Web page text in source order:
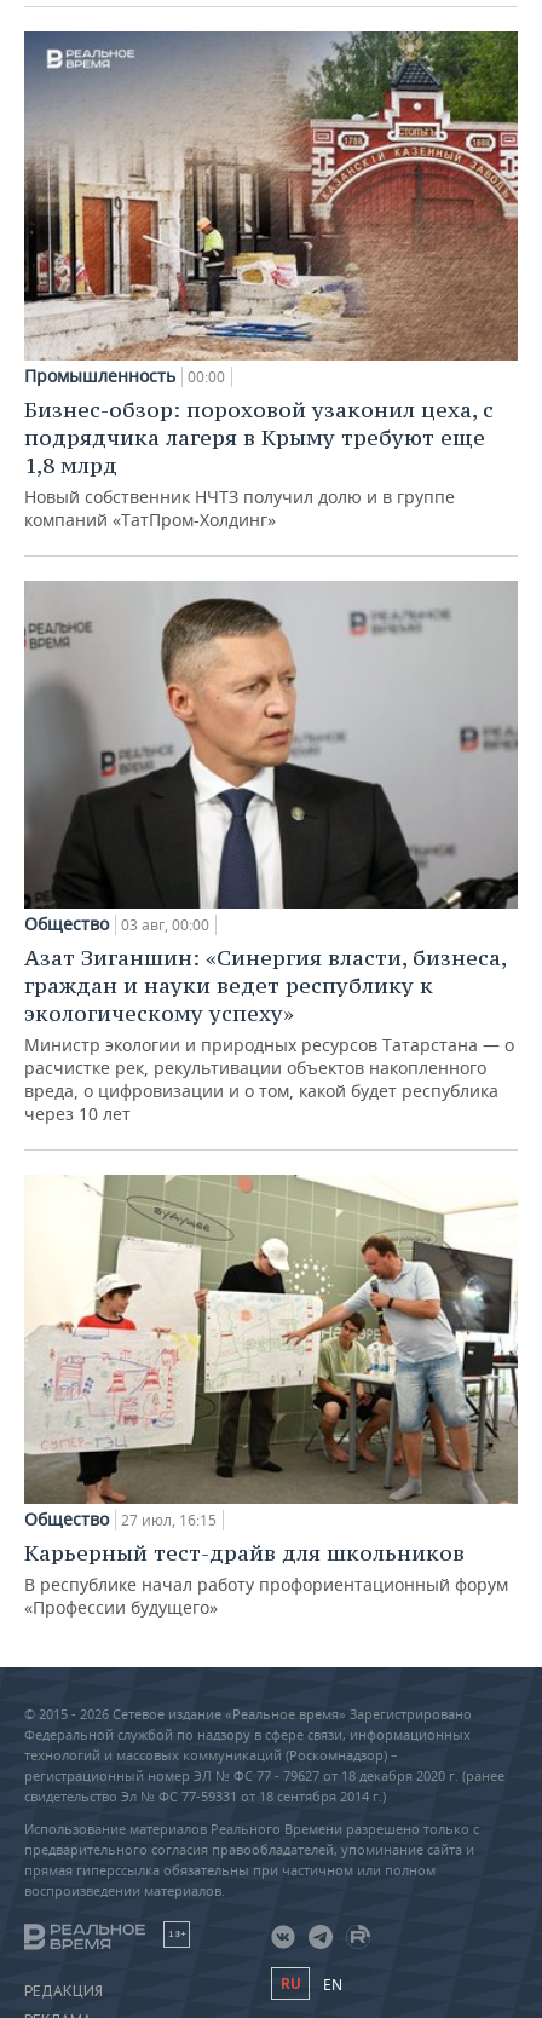
Промышленность 00:00
Бизнес-обзор: пороховой узаконил цеха, с
подрядчика лагеря в Крыму требуют еще
1,8 млрд
Новый собственник НЧТЗ получил долю и в группе
компаний «ТатПром-Холдинг»
Общество 03 авг, 00:00
Азат Зиганшин: «Синергия власти, бизнеса,
граждан и науки ведет республику к
экологическому успеху»
Министр экологии и природных ресурсов Татарстана — о
расчистке рек, рекультивации объектов накопленного
вреда, о цифровизации и о том, какой будет республика
через 10 лет
Общество 27 июл, 16:15
Карьерный тест-драйв для школьников
В республике начал работу профориентационный форум
«Профессии будущего»
© 2015 - 2026 Сетевое издание «Реальное время» Зарегистрировано
Федеральной службой по надзору в сфере связи, информационных
технологий и массовых коммуникаций (Роскомнадзор) –
регистрационный номер ЭЛ № ФС 77 - 79627 от 18 декабря 2020 г. (ранее
свидетельство Эл № ФС 77-59331 от 18 сентября 2014 г.)
Использование материалов Реального Времени разрешено только с
предварительного согласия правообладателей, упоминание сайта и
прямая гиперссылка обязательны при частичном или полном
воспроизведении материалов.
18+
РЕДАКЦИЯ
RU EN